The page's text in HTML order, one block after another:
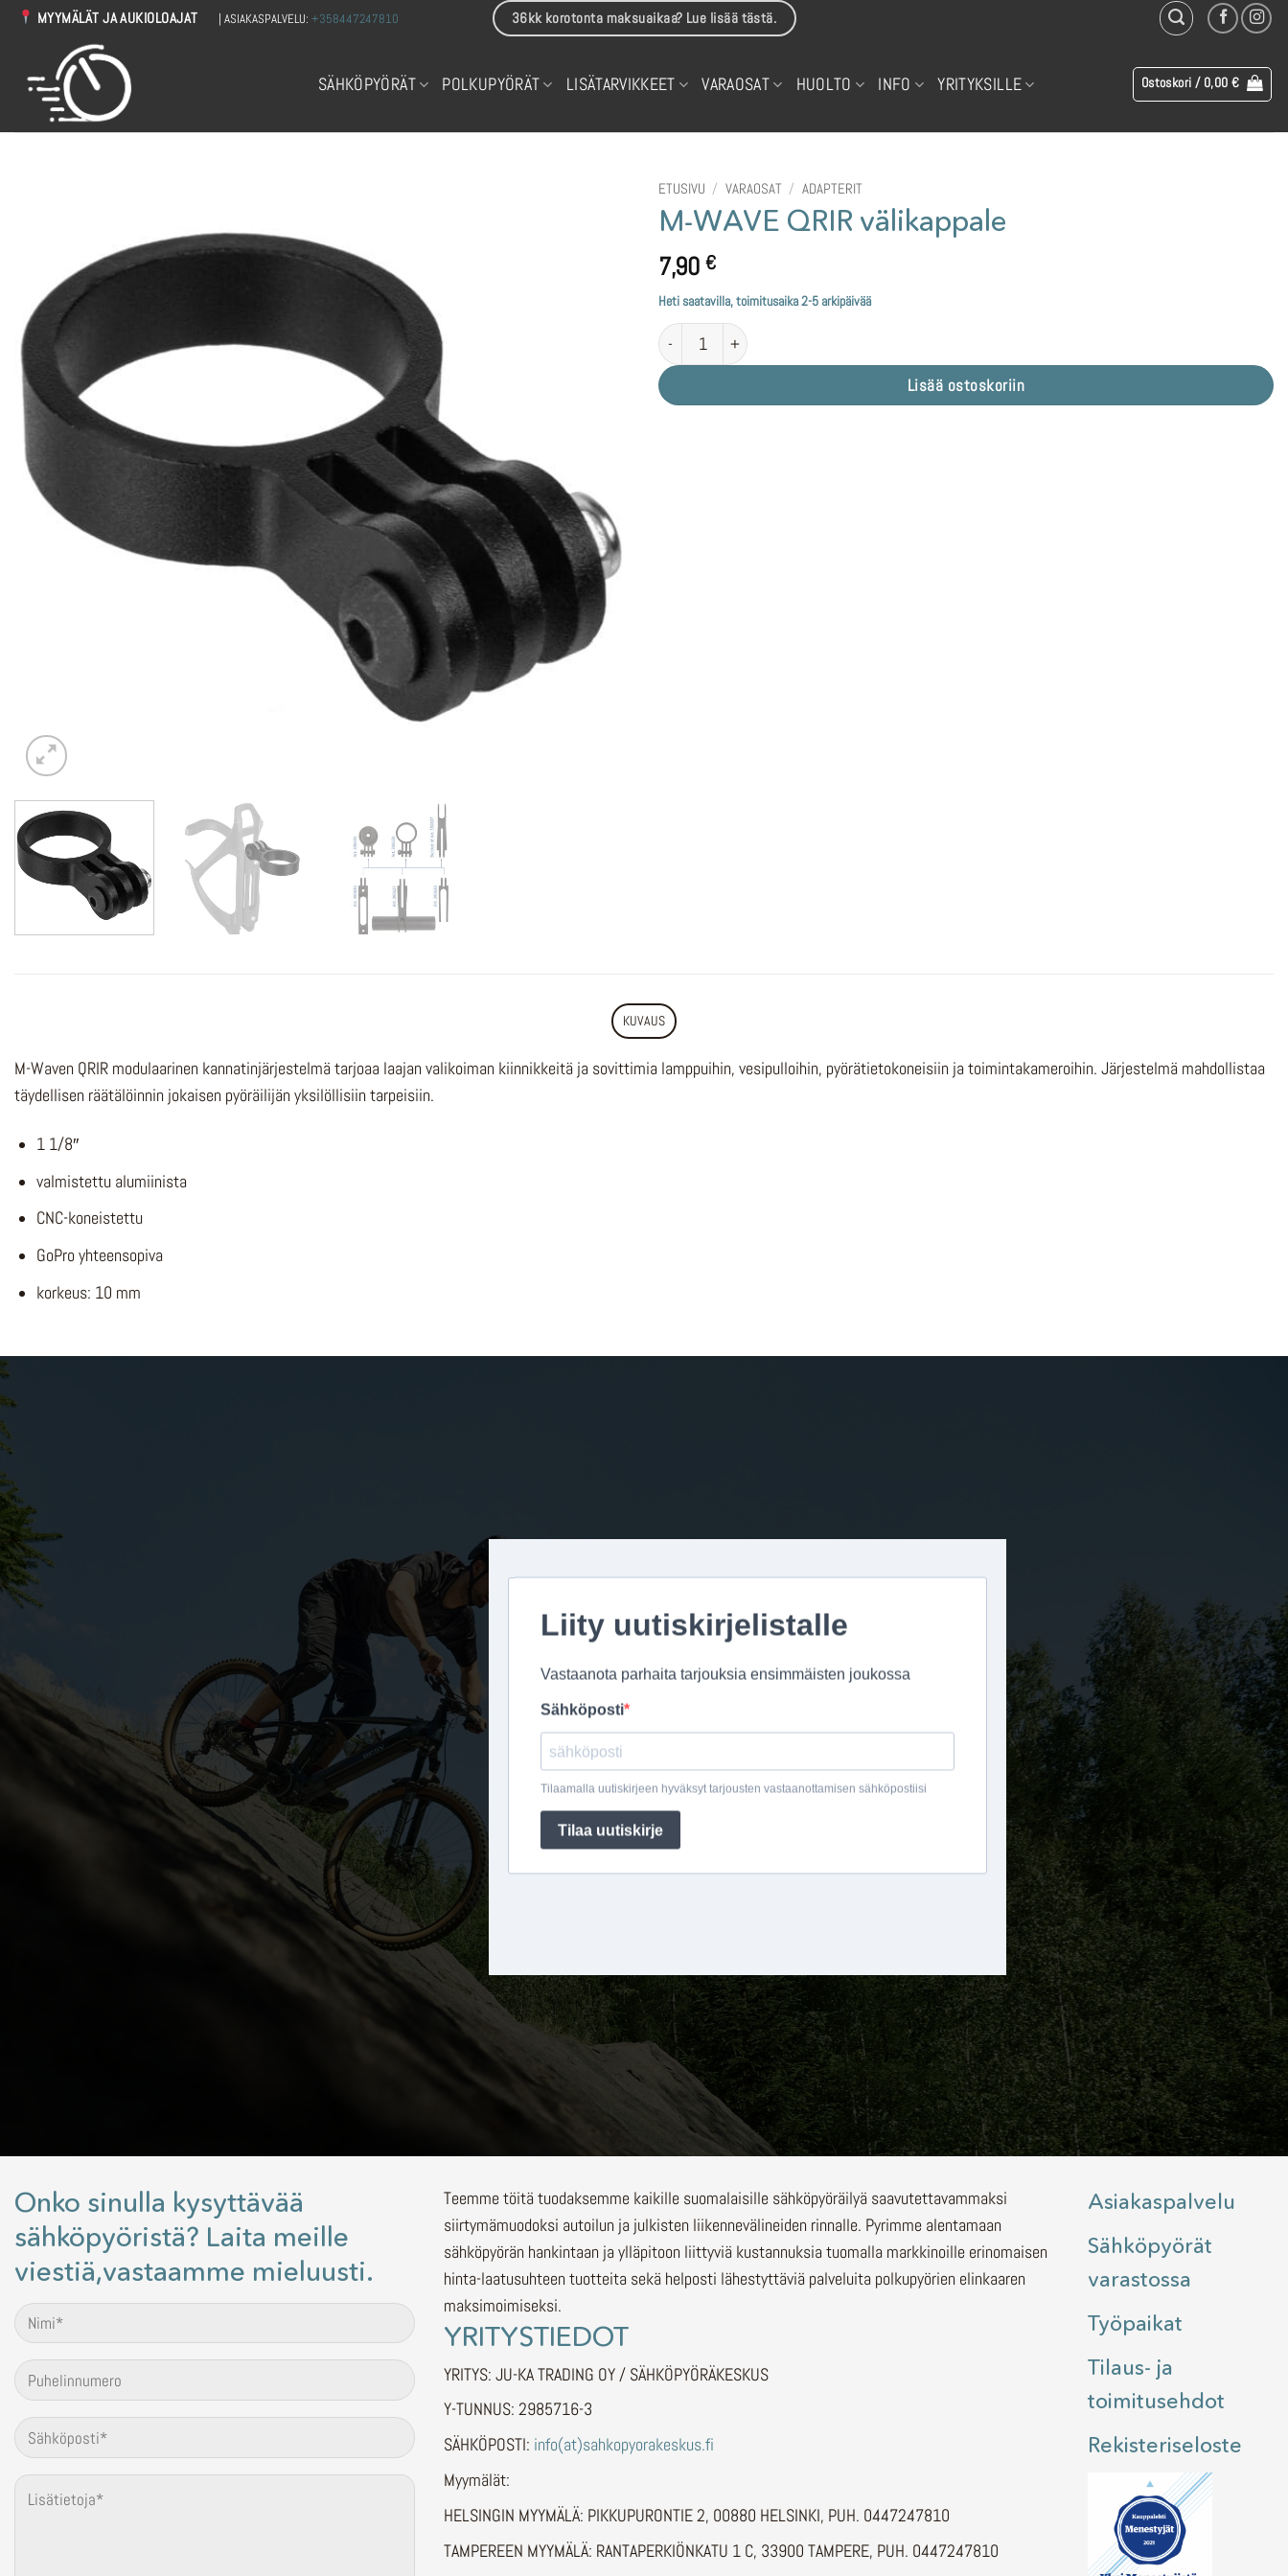
Skip
MYYMÄLÄT JA AUKIOLOAJAT | ASIAKASPALVELU:+358447247810 36kk korotonta maksuaikaa? Lue lisää tästä.
SÄHKÖPYÖRÄT POLKUPYÖRÄT LISÄTARVIKKEET VARAOSAT HUOLTO INFO YRITYKSILLE Ostoskori / 0,00 €
ETUSIVU / VARAOSAT / ADAPTERIT
M-WAVE QRIR välikappale
7,90 €
Heti saatavilla, toimitusaika 2-5 arkipäivää
M-WAVE QRIR välikappale määrä
Lisää ostoskoriin
KUVAUS
M-Waven QRIR modulaarinen kannatinjärjestelmä tarjoaa laajan valikoiman kiinnikkeitä ja sovittimia lamppuihin, vesipulloihin, pyörätietokoneisiin ja toimintakameroihin. Järjestelmä mahdollistaa
täydellisen räätälöinnin jokaisen pyöräilijän yksilöllisiin tarpeisiin.
1 1/8″
valmistettu alumiinista
CNC-koneistettu
GoPro yhteensopiva
korkeus: 10 mm
Onko sinulla kysyttävää
sähköpyöristä? Laita meille
viestiä,vastaamme mieluusti.
Teemme töitä tuodaksemme kaikille suomalaisille sähköpyöräilyä saavutettavammaksi
siirtymämuodoksi autoilun ja julkisten liikennevälineiden rinnalle. Pyrimme alentamaan
sähköpyörän hankintaan ja ylläpitoon liittyviä kustannuksia tuomalla markkinoille erinomaisen
hinta-laatusuhteen tuotteita sekä helposti lähestyttäviä palveluita polkupyörien elinkaaren
maksimoimiseksi.
YRITYSTIEDOT
YRITYS: JU-KA TRADING OY / SÄHKÖPYÖRÄKESKUS
Y-TUNNUS: 2985716-3
SÄHKÖPOSTI: info(at)sahkopyorakeskus.fi
Myymälät:
HELSINGIN MYYMÄLÄ: PIKKUPURONTIE 2, 00880 HELSINKI, PUH. 0447247810
TAMPEREEN MYYMÄLÄ: RANTAPERKIÖNKATU 1 C, 33900 TAMPERE, PUH. 0447247810
Asiakaspalvelu
Sähköpyörät
varastossa
Työpaikat
Tilaus- ja
toimitusehdot
Rekisteriseloste